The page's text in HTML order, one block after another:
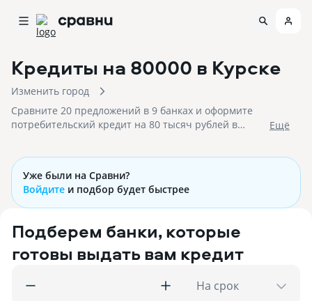
Кредиты на 80000 в Курске
Изменить город
Сравните 20 предложений в 9 банках и оформите
потребительский кредит на 80 тысяч рублей в
Eщё
Уже были на Сравни?
Войдите и подбор будет быстрее
Подберем банки, которые
готовы выдать вам кредит
На срок